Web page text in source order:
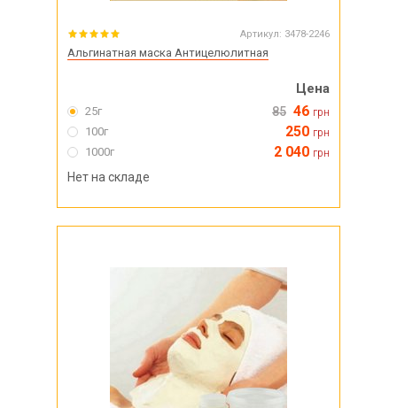
Артикул: 3478-2246
Альгинатная маска Антицелюлитная
Цена
25г 85 46 грн
100г 250 грн
1000г 2 040 грн
Нет на складе